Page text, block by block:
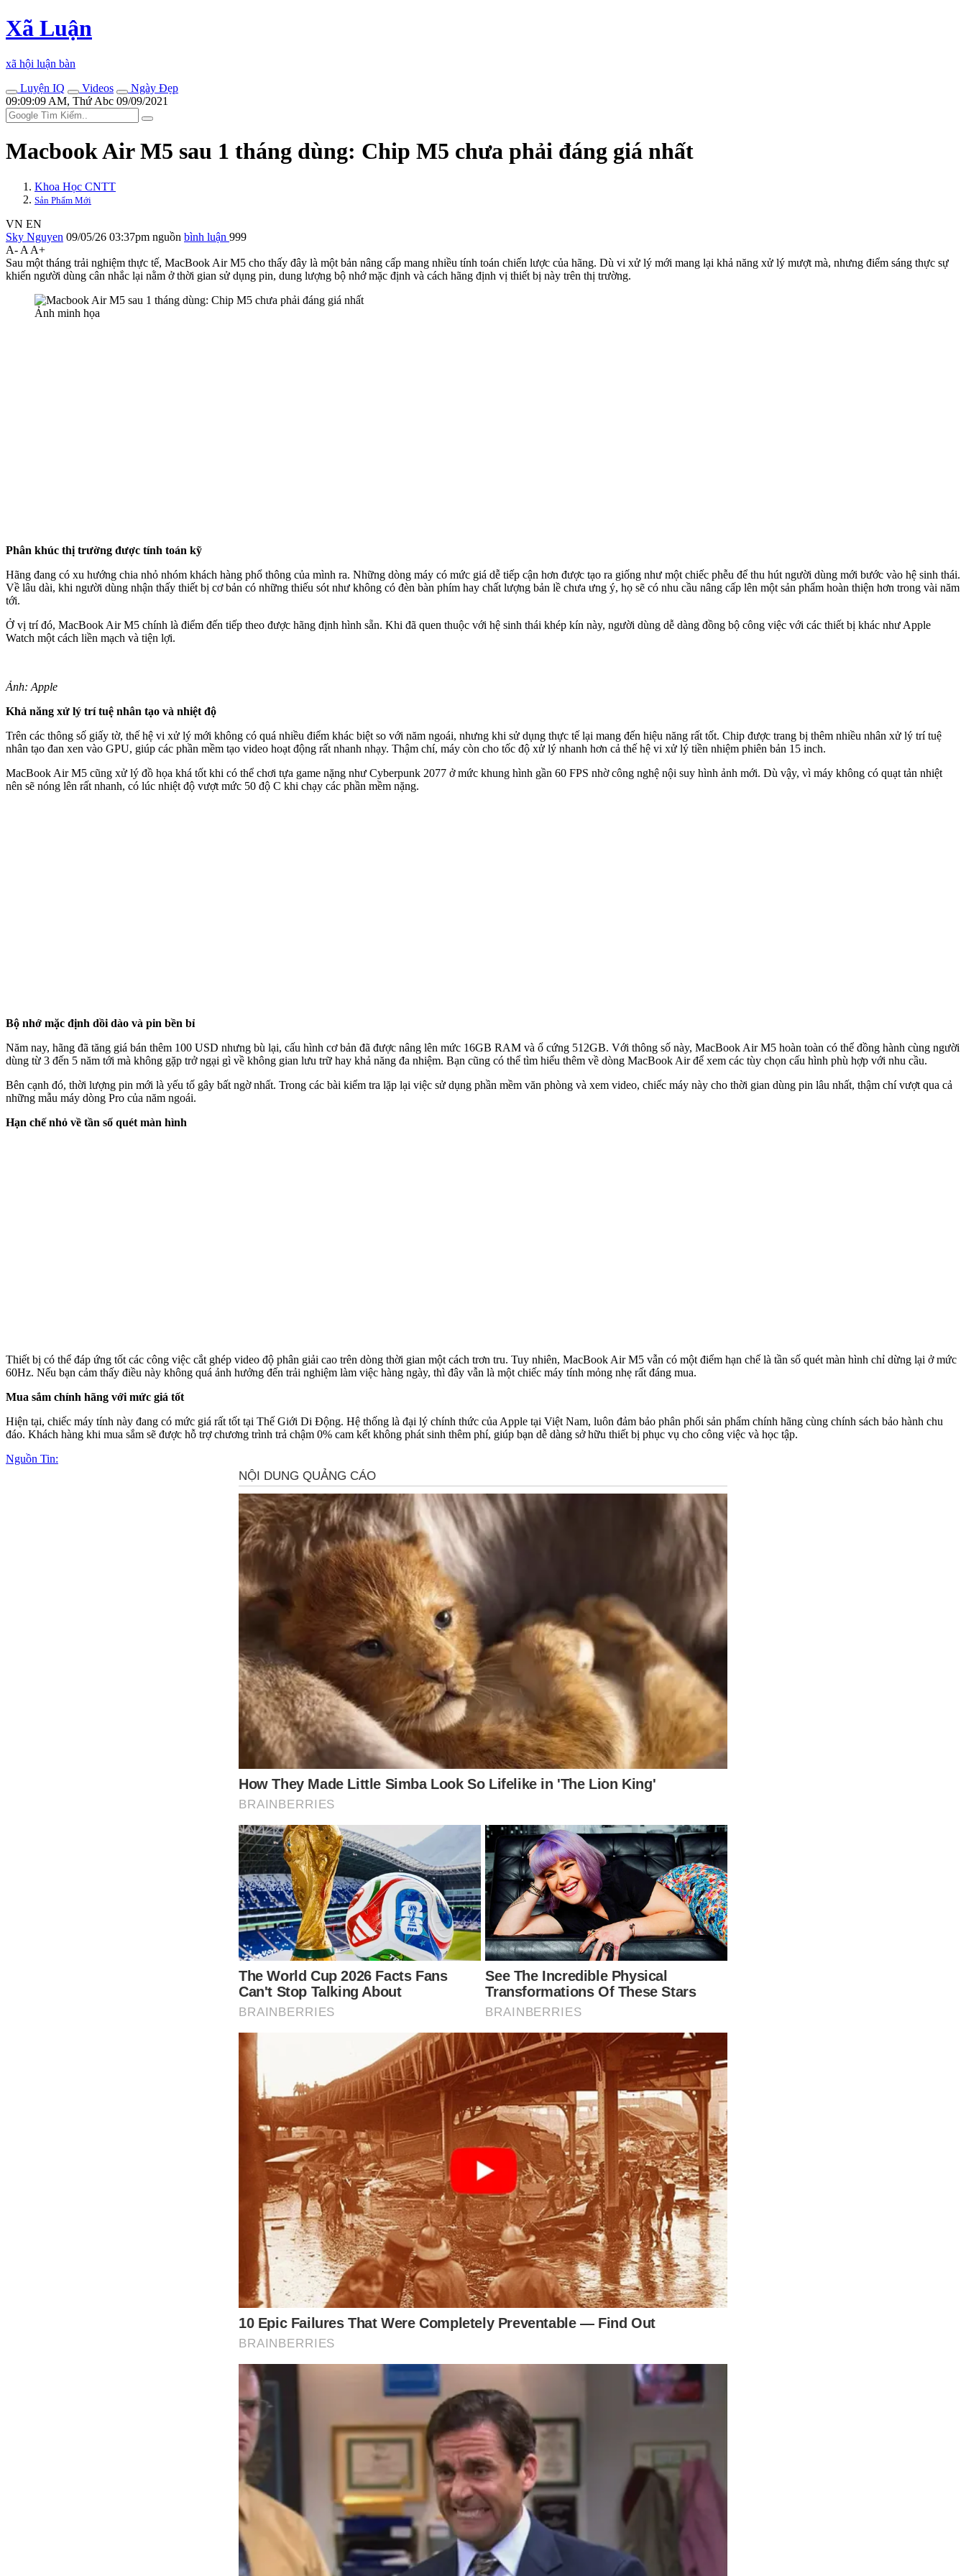
Xã Luận
xã hội luận bàn
Luyện IQ
Videos
Ngày Đẹp
09:09:09 AM, Thứ Abc 09/09/2021
Macbook Air M5 sau 1 tháng dùng: Chip M5 chưa phải đáng giá nhất
Khoa Học CNTT
Sản Phẩm Mới
VN EN
Sky Nguyen 09/05/26 03:37pm nguồn bình luận 999
A- A A+
Sau một tháng trải nghiệm thực tế, MacBook Air M5 cho thấy đây là một bản nâng cấp mang nhiều tính toán chiến lược của hãng. Dù vi xử lý mới mang lại khả năng xử lý mượt mà, nhưng điểm sáng thực sự
khiến người dùng cân nhắc lại nằm ở thời gian sử dụng pin, dung lượng bộ nhớ mặc định và cách hãng định vị thiết bị này trên thị trường.
Ảnh minh họa
Phân khúc thị trường được tính toán kỹ
Hãng đang có xu hướng chia nhỏ nhóm khách hàng phổ thông của mình ra. Những dòng máy có mức giá dễ tiếp cận hơn được tạo ra giống như một chiếc phễu để thu hút người dùng mới bước vào hệ sinh thái.
Về lâu dài, khi người dùng nhận thấy thiết bị cơ bản có những thiếu sót như không có đèn bàn phím hay chất lượng bản lề chưa ưng ý, họ sẽ có nhu cầu nâng cấp lên một sản phẩm hoàn thiện hơn trong vài năm
tới.
Ở vị trí đó, MacBook Air M5 chính là điểm đến tiếp theo được hãng định hình sẵn. Khi đã quen thuộc với hệ sinh thái khép kín này, người dùng dễ dàng đồng bộ công việc với các thiết bị khác như Apple
Watch một cách liền mạch và tiện lợi.
Ảnh: Apple
Khả năng xử lý trí tuệ nhân tạo và nhiệt độ
Trên các thông số giấy tờ, thế hệ vi xử lý mới không có quá nhiều điểm khác biệt so với năm ngoái, nhưng khi sử dụng thực tế lại mang đến hiệu năng rất tốt. Chip được trang bị thêm nhiều nhân xử lý trí tuệ
nhân tạo đan xen vào GPU, giúp các phần mềm tạo video hoạt động rất nhanh nhạy. Thậm chí, máy còn cho tốc độ xử lý nhanh hơn cả thế hệ vi xử lý tiền nhiệm phiên bản 15 inch.
MacBook Air M5 cũng xử lý đồ họa khá tốt khi có thể chơi tựa game nặng như Cyberpunk 2077 ở mức khung hình gần 60 FPS nhờ công nghệ nội suy hình ảnh mới. Dù vậy, vì máy không có quạt tản nhiệt
nên sẽ nóng lên rất nhanh, có lúc nhiệt độ vượt mức 50 độ C khi chạy các phần mềm nặng.
Bộ nhớ mặc định dồi dào và pin bền bỉ
Năm nay, hãng đã tăng giá bán thêm 100 USD nhưng bù lại, cấu hình cơ bản đã được nâng lên mức 16GB RAM và ổ cứng 512GB. Với thông số này, MacBook Air M5 hoàn toàn có thể đồng hành cùng người
dùng từ 3 đến 5 năm tới mà không gặp trở ngại gì về không gian lưu trữ hay khả năng đa nhiệm. Bạn cũng có thể tìm hiểu thêm về dòng MacBook Air để xem các tùy chọn cấu hình phù hợp với nhu cầu.
Bên cạnh đó, thời lượng pin mới là yếu tố gây bất ngờ nhất. Trong các bài kiểm tra lặp lại việc sử dụng phần mềm văn phòng và xem video, chiếc máy này cho thời gian dùng pin lâu nhất, thậm chí vượt qua cả
những mẫu máy dòng Pro của năm ngoái.
Hạn chế nhỏ về tần số quét màn hình
Thiết bị có thể đáp ứng tốt các công việc cắt ghép video độ phân giải cao trên dòng thời gian một cách trơn tru. Tuy nhiên, MacBook Air M5 vẫn có một điểm hạn chế là tần số quét màn hình chỉ dừng lại ở mức
60Hz. Nếu bạn cảm thấy điều này không quá ảnh hưởng đến trải nghiệm làm việc hàng ngày, thì đây vẫn là một chiếc máy tính mỏng nhẹ rất đáng mua.
Mua sắm chính hãng với mức giá tốt
Hiện tại, chiếc máy tính này đang có mức giá rất tốt tại Thế Giới Di Động. Hệ thống là đại lý chính thức của Apple tại Việt Nam, luôn đảm bảo phân phối sản phẩm chính hãng cùng chính sách bảo hành chu
đáo. Khách hàng khi mua sắm sẽ được hỗ trợ chương trình trả chậm 0% cam kết không phát sinh thêm phí, giúp bạn dễ dàng sở hữu thiết bị phục vụ cho công việc và học tập.
Nguồn Tin: